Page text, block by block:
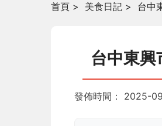
首頁 > 美食日記 > 台中
台中東
發佈時間： 2025-